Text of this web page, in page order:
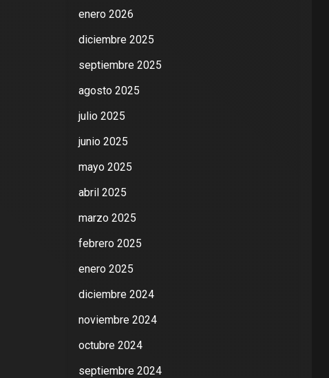
enero 2026
diciembre 2025
septiembre 2025
agosto 2025
julio 2025
junio 2025
mayo 2025
abril 2025
marzo 2025
febrero 2025
enero 2025
diciembre 2024
noviembre 2024
octubre 2024
septiembre 2024